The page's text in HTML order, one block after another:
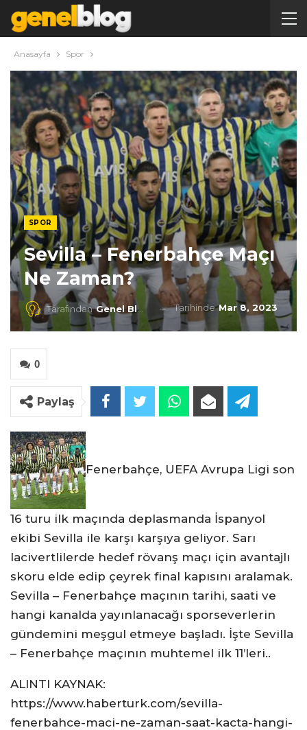
Anasayfa Spor
SPOR
Sevilla – Fenerbahçe Maçı
Ne Zaman?
TarafındanGenel Blog TarihindeMar 8, 2023
0
Paylaş
Fenerbahçe, UEFA Avrupa Ligi son
16 turu ilk maçında deplasmanda İspanyol
ekibi Sevilla ile karşı karşıya geliyor. Sarı
lacivertlilerde hedef rövanş maçı için avantajlı
skoru elde edip çeyrek final kapısını aralamak.
Sevilla – Fenerbahçe maçının tarihi, saati ve
hangi kanalda yayınlanacağı sporseverlerin
gündemini meşgul etmeye başladı. İşte Sevilla
– Fenerbahçe maçının muhtemel ilk 11’leri..
ALINTI KAYNAK:
https://www.haberturk.com/sevilla-
fenerbahce-maci-ne-zaman-saat-kacta-hangi-